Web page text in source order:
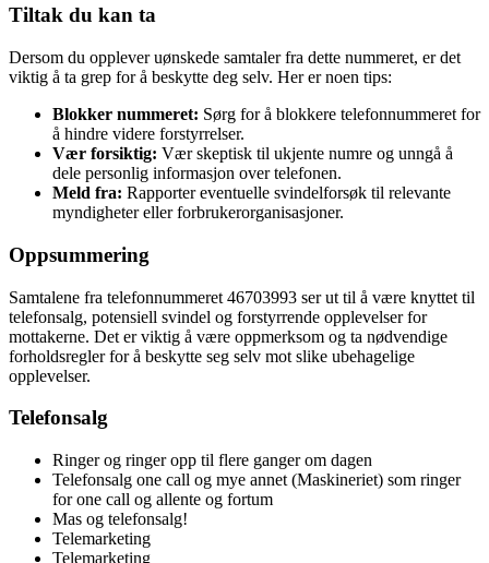
Tiltak du kan ta
Dersom du opplever uønskede samtaler fra dette nummeret, er det
viktig å ta grep for å beskytte deg selv. Her er noen tips:
Blokker nummeret: Sørg for å blokkere telefonnummeret for
å hindre videre forstyrrelser.
Vær forsiktig: Vær skeptisk til ukjente numre og unngå å
dele personlig informasjon over telefonen.
Meld fra: Rapporter eventuelle svindelforsøk til relevante
myndigheter eller forbrukerorganisasjoner.
Oppsummering
Samtalene fra telefonnummeret 46703993 ser ut til å være knyttet til
telefonsalg, potensiell svindel og forstyrrende opplevelser for
mottakerne. Det er viktig å være oppmerksom og ta nødvendige
forholdsregler for å beskytte seg selv mot slike ubehagelige
opplevelser.
Telefonsalg
Ringer og ringer opp til flere ganger om dagen
Telefonsalg one call og mye annet (Maskineriet) som ringer
for one call og allente og fortum
Mas og telefonsalg!
Telemarketing
Telemarketing